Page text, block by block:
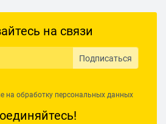
на связи
Подписаться
на обработку персональных данных